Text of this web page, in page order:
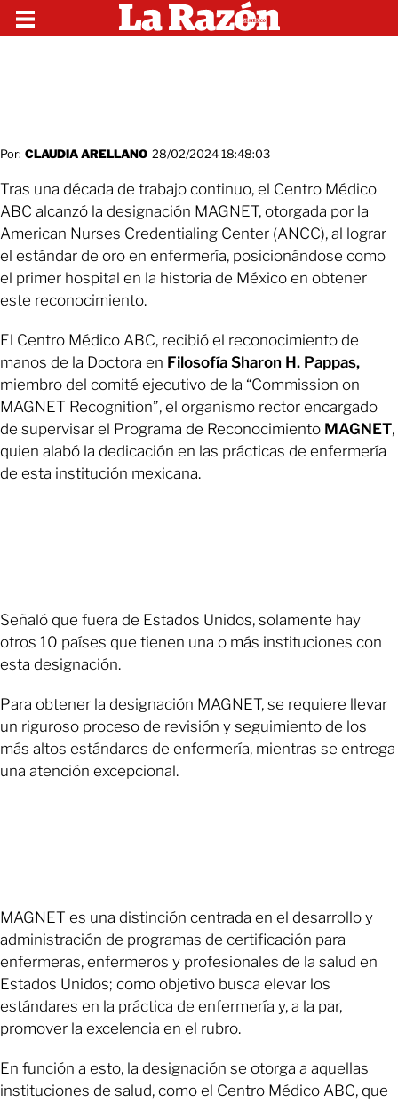
Por: CLAUDIA ARELLANO 28/02/2024 18:48:03
Tras una década de trabajo continuo, el Centro Médico
ABC alcanzó la designación MAGNET, otorgada por la
American Nurses Credentialing Center (ANCC), al lograr
el estándar de oro en enfermería, posicionándose como
el primer hospital en la historia de México en obtener
este reconocimiento.
El Centro Médico ABC, recibió el reconocimiento de
manos de la Doctora en Filosofía Sharon H. Pappas,
miembro del comité ejecutivo de la “Commission on
MAGNET Recognition”, el organismo rector encargado
de supervisar el Programa de Reconocimiento MAGNET,
quien alabó la dedicación en las prácticas de enfermería
de esta institución mexicana.
Señaló que fuera de Estados Unidos, solamente hay
otros 10 países que tienen una o más instituciones con
esta designación.
Para obtener la designación MAGNET, se requiere llevar
un riguroso proceso de revisión y seguimiento de los
más altos estándares de enfermería, mientras se entrega
una atención excepcional.
MAGNET es una distinción centrada en el desarrollo y
administración de programas de certificación para
enfermeras, enfermeros y profesionales de la salud en
Estados Unidos; como objetivo busca elevar los
estándares en la práctica de enfermería y, a la par,
promover la excelencia en el rubro.
En función a esto, la designación se otorga a aquellas
instituciones de salud, como el Centro Médico ABC, que